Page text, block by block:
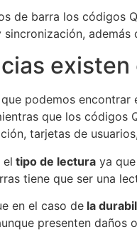
de barra los códigos
podemos
que los códigos
tarjetas de
el tipo de lectura ya
tiene que ser una
en el caso de la
presenten daños